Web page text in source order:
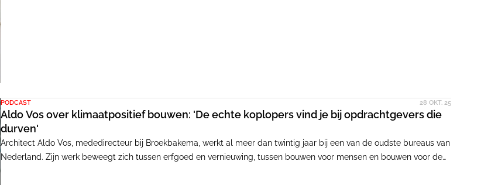
PODCAST 28 OKT. 25
Aldo Vos over klimaatpositief bouwen: 'De echte koplopers vind je bij opdrachtgevers die
durven'
Architect Aldo Vos, mededirecteur bij Broekbakema, werkt al meer dan twintig jaar bij een van de oudste bureaus van
Nederland. Zijn werk beweegt zich tussen erfgoed en vernieuwing, tussen bouwen voor mensen en bouwen voor de